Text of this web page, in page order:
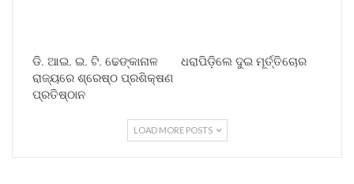
ଡି. ଆଇ. ଇ. ଟି. ଢେଙ୍କାନାଳ
ରାଜ୍ୟରେ ଶ୍ରେଷ୍ଠ ପ୍ରଶିକ୍ଷଣ
ପ୍ରତିଷ୍ଠାନ
ଧରାପିଡ଼ିଲେ ଦୁଇ ମୂର୍ତ୍ତିଚୋର
LOAD MORE POSTS